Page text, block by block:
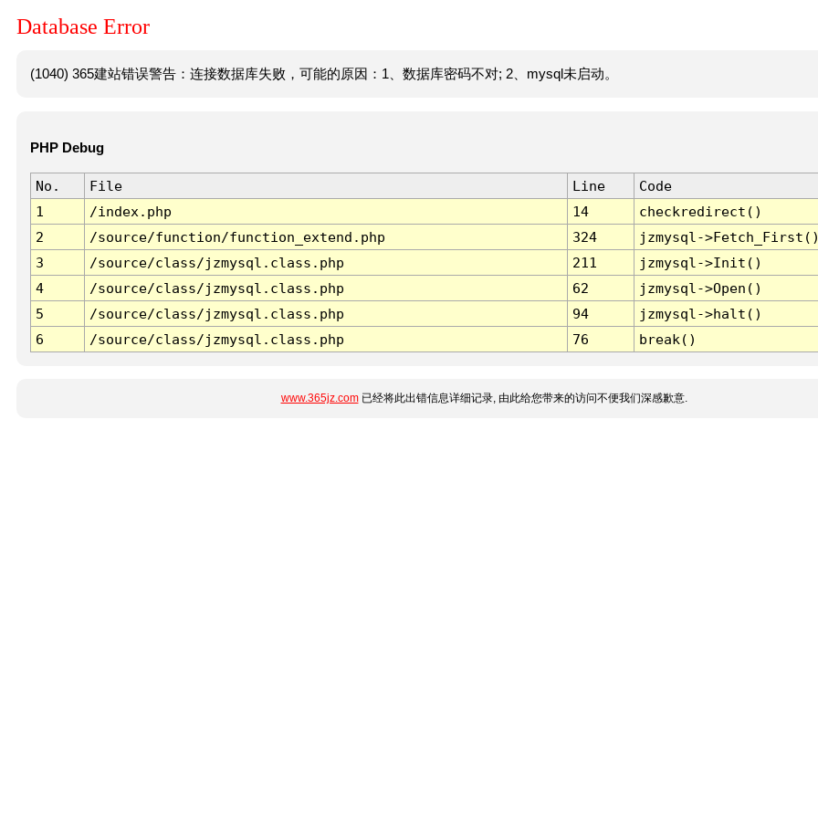
Database Error
(1040) 365建站错误警告：连接数据库失败，可能的原因：1、数据库密码不对; 2、mysql未启动。
PHP Debug
No. File Line
Code
1
/index.php 14
checkredirect()
2
/source/function/function_extend.php 324
jzmysql-
3
/source/class/jzmysql.class.php 211
jzmysql->Init()
4
/source/class/jzmysql.class.php 62
jzmysql->Open()
5
/source/class/jzmysql.class.php 94
jzmysql->halt()
6
/source/class/jzmysql.class.php 76 break()
www.365jz.com已经将此出错信息详细记录, 由此给您带来的访问不便我们深感歉意.